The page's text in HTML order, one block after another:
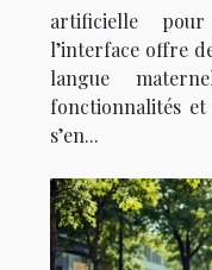
artificielle
l’interface offre
langue
fonctionnalités et
s’en...